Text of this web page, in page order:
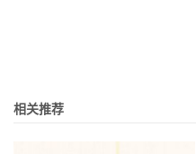
相关推荐